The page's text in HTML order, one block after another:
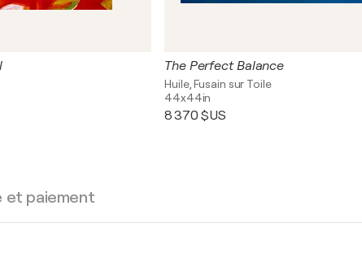
The Perfect Balance
Huile, Fusain sur Toile
44x44in
8 370 $US
et paiement